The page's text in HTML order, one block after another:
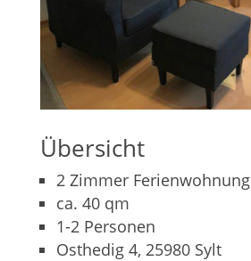
Übersicht
2 Zimmer Ferienwohnung
ca. 40 qm
1-2 Personen
Osthedig 4, 25980 Sylt